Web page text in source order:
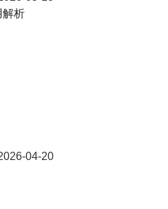
解析
04-20